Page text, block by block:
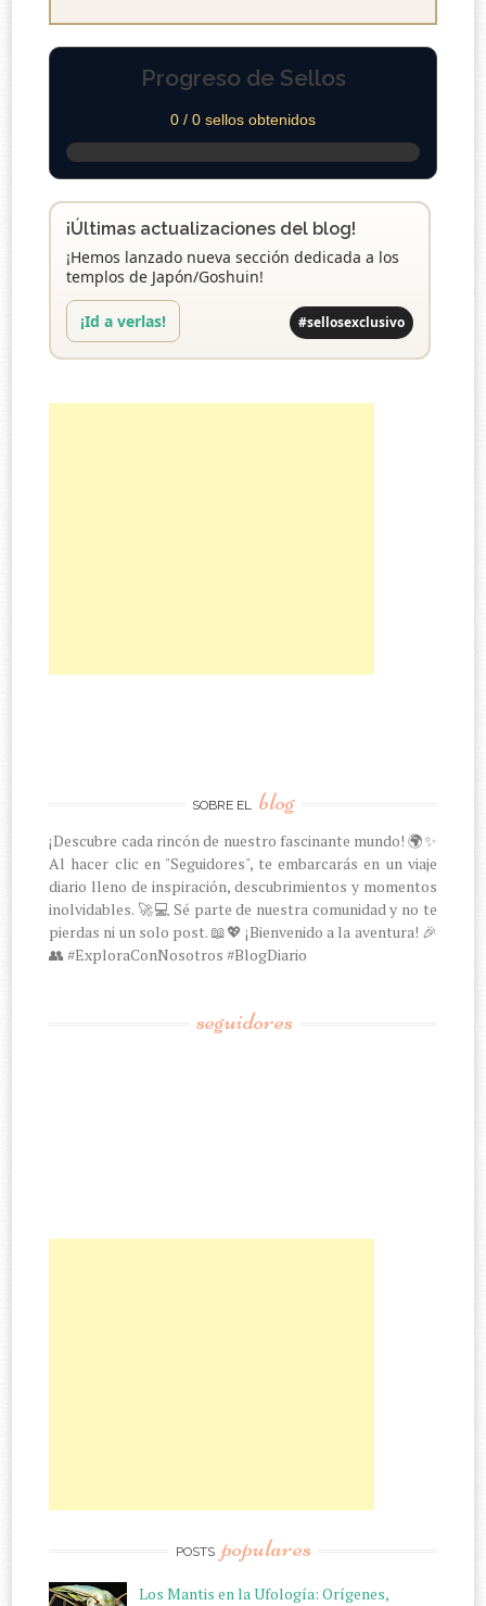
Progreso de Sellos
0 / 0 sellos obtenidos
¡Últimas actualizaciones del blog!
¡Hemos lanzado nueva sección dedicada a los
templos de Japón/Goshuin!
¡Id a verlas! #sellosexclusivo
SOBRE EL blog
¡Descubre cada rincón de nuestro fascinante mundo! 🌍✨
Al hacer clic en "Seguidores", te embarcarás en un viaje
diario lleno de inspiración, descubrimientos y momentos
inolvidables. 🚀💻 Sé parte de nuestra comunidad y no te
pierdas ni un solo post. 📖💖 ¡Bienvenido a la aventura! 🎉
👥 #ExploraConNosotros #BlogDiario
seguidores
POSTS populares
Los Mantis en la Ufología: Orígenes,